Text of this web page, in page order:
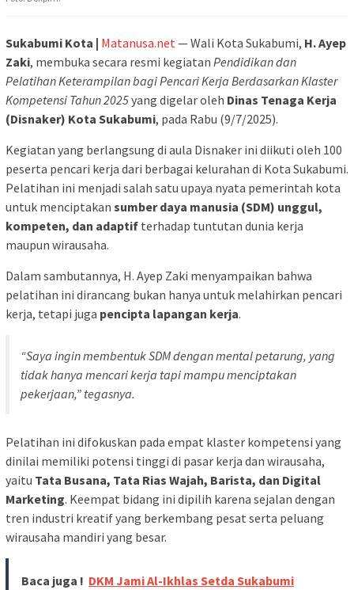
Sukabumi Kota | Matanusa.net — Wali Kota Sukabumi, H. Ayep
Zaki, membuka secara resmi kegiatan Pendidikan dan
Pelatihan Keterampilan bagi Pencari Kerja Berdasarkan Klaster
Kompetensi Tahun 2025yang digelar oleh Dinas Tenaga Kerja
(Disnaker) Kota Sukabumi, pada Rabu (9/7/2025).
Kegiatan yang berlangsung di aula Disnaker ini diikuti oleh 100
peserta pencari kerja dari berbagai kelurahan di Kota Sukabumi.
Pelatihan ini menjadi salah satu upaya nyata pemerintah kota
untuk menciptakan sumber daya manusia (SDM) unggul,
kompeten, dan adaptif terhadap tuntutan dunia kerja
maupun wirausaha.
Dalam sambutannya, H. Ayep Zaki menyampaikan bahwa
pelatihan ini dirancang bukan hanya untuk melahirkan pencari
kerja, tetapi juga pencipta lapangan kerja.
“Saya ingin membentuk SDM dengan mental petarung, yang
tidak hanya mencari kerja tapi mampu menciptakan
pekerjaan,” tegasnya.
Pelatihan ini difokuskan pada empat klaster kompetensi yang
dinilai memiliki potensi tinggi di pasar kerja dan wirausaha,
yaitu Tata Busana, Tata Rias Wajah, Barista, dan Digital
Marketing. Keempat bidang ini dipilih karena sejalan dengan
tren industri kreatif yang berkembang pesat serta peluang
wirausaha mandiri yang besar.
Baca juga ! DKM Jami Al-Ikhlas Setda Sukabumi